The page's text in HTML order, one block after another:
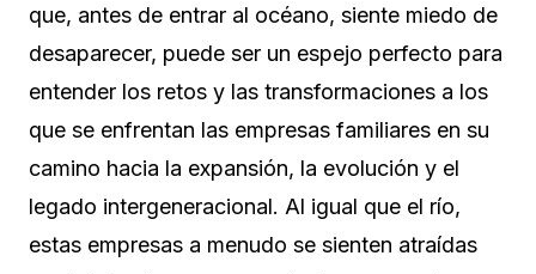
que, antes de entrar al océano, siente miedo de
desaparecer, puede ser un espejo perfecto para
entender los retos y las transformaciones a los
que se enfrentan las empresas familiares en su
camino hacia la expansión, la evolución y el
legado intergeneracional. Al igual que el río,
estas empresas a menudo se sienten atraídas